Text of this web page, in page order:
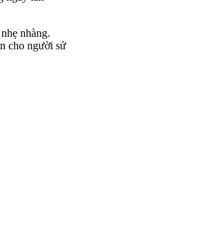
nhàng.
cho người sử